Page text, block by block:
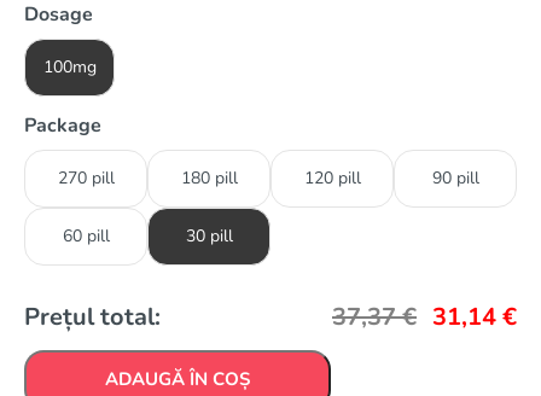
Dosage
100mg
Package
270 pill 180 pill 120 pill 90 pill
60 pill 30 pill
Prețul total: 37,37€ 31,14€
ADAUGĂ ÎN COȘ